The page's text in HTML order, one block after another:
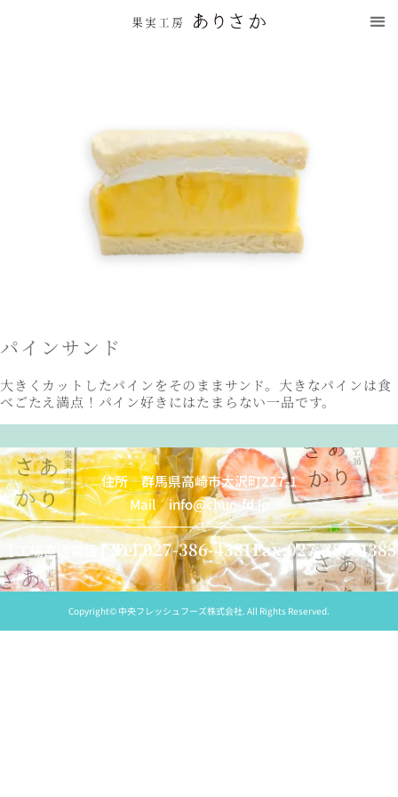
パインサンド
大きくカットしたパインをそのままサンド。大きなパインは食
べごたえ満点！パイン好きにはたまらない一品です。
住所 群馬県高崎市大沢町227-1
Mail info@chuo-fd.jp
【 工場直通電話 】Tel.027-386-4381Fax.027-386-4383
Copyright© 中央フレッシュフーズ株式会社. All Rights Reserved.